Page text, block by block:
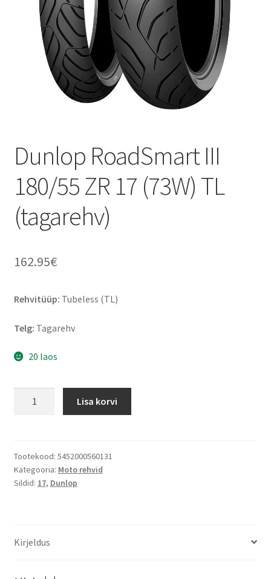
Dunlop RoadSmart III
180/55 ZR 17 (73W) TL
(tagarehv)
162.95€
Rehvitüüp: Tubeless (TL)
Telg: Tagarehv
20 laos
ZR
17
(73W)
Lisa korvi
Tootekood: 5452000560131
Kategooria: Moto rehvid
Sildid: 17, Dunlop
Kirjeldus